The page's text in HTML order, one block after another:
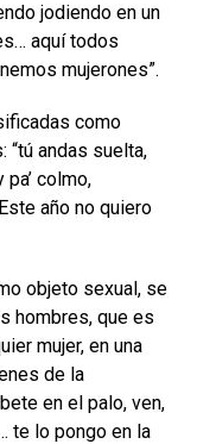
jodiendo en un
aquí todos
mujerones”.
como
“tú andas suelta,
colmo,
año no quiero
objeto sexual, se
hombres, que es
mujer, en una
de la
en el palo, ven,
te lo pongo en la